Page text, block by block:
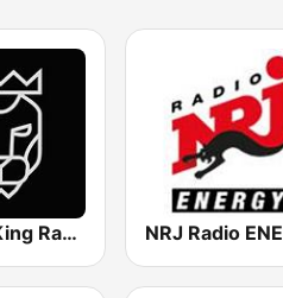
Reggae King Radio